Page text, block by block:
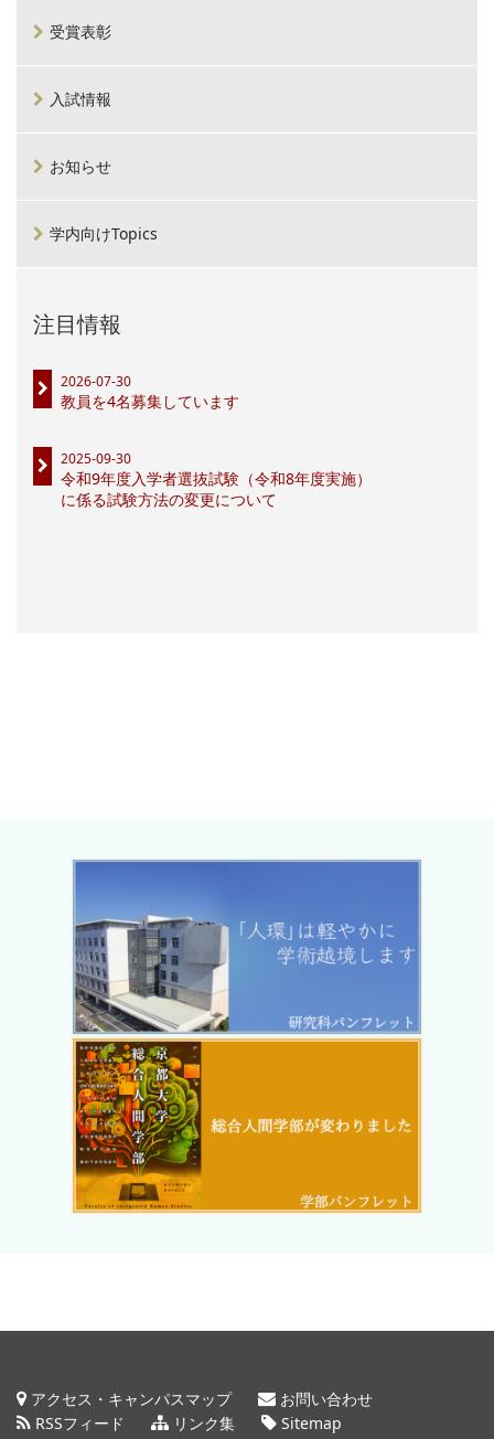
受賞表彰
入試情報
お知らせ
学内向けTopics
注目情報
2026-07-30
教員を4名募集しています
2025-09-30
令和9年度入学者選抜試験（令和8年度実施）
に係る試験方法の変更について
アクセス・キャンパスマップ
お問い合わせ
RSSフィード
リンク集
Sitemap